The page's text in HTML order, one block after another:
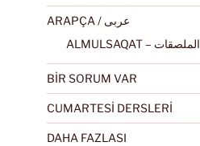
ARAPÇA / عربى
ALMULSAQAT – الملصقات
BİR SORUM VAR
CUMARTESİ DERSLERİ
DAHA FAZLASI